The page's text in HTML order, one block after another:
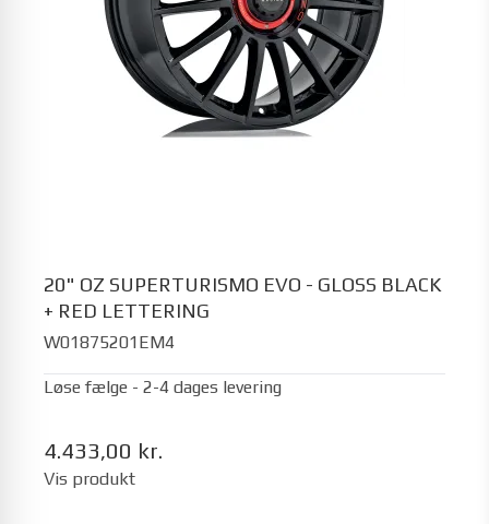
20" OZ SUPERTURISMO EVO - GLOSS BLACK
+ RED LETTERING
W01875201EM4
Løse fælge - 2-4 dages levering
4.433,00 kr.
Vis produkt